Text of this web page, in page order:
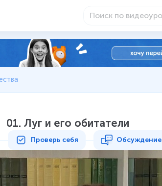
01. Луг и его обитатели
Проверь себя Обсуждение